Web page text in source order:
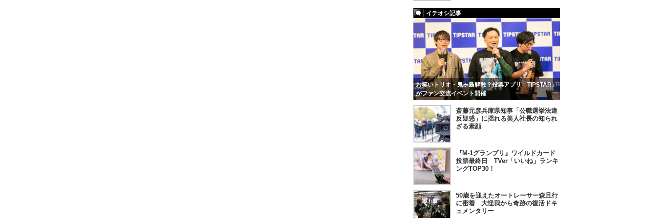
イチオシ記事
お笑いトリオ・鬼ヶ島解散？投票アプリ「TIPSTAR」
がファン交流イベント開催
斎藤元彦兵庫県知事「公職選挙法違
反疑惑」に揺れる美人社長の知られ
ざる素顔
『M-1グランプリ』ワイルドカード
投票最終日 TVer「いいね」ランキ
ングTOP30！
50歳を迎えたオートレーサー森且行
に密着 大怪我から奇跡の復活ドキ
ュメンタリー